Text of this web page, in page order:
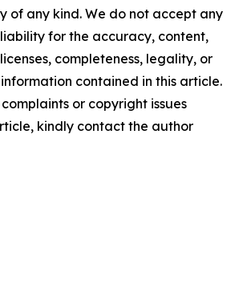
of any kind. We do not accept any
for the accuracy, content,
completeness, legality, or
contained in this article.
or copyright issues
kindly contact the author